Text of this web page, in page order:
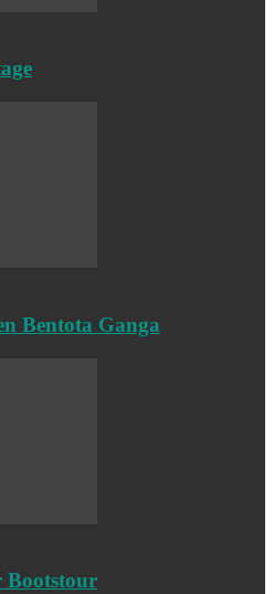
Bentota Ganga
Bootstour